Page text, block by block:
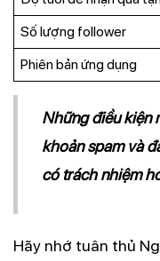
Số lượng follower
Phiên bản ứng dụng
Những điều kiện
khoản spam và
có trách nhiệm
Hãy nhớ tuân thủ